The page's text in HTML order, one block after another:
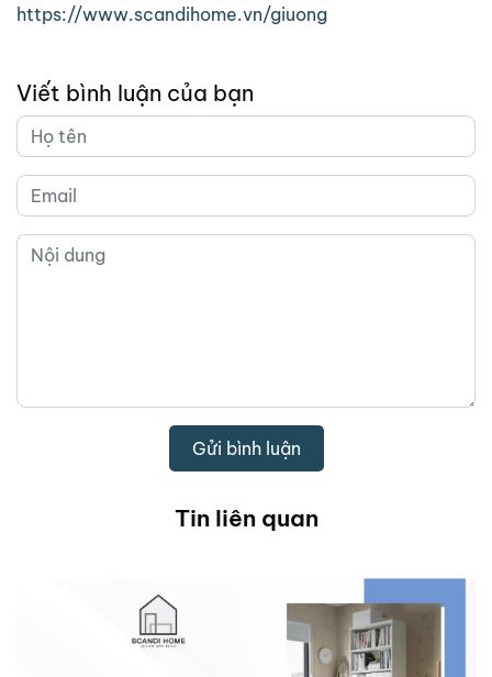
https://www.scandihome.vn/giuong
Viết bình luận của bạn
Gửi bình luận
Tin liên quan